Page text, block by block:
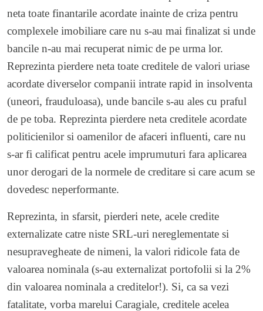
neta toate finantarile acordate inainte de criza pentru
complexele imobiliare care nu s-au mai finalizat si unde
bancile n-au mai recuperat nimic de pe urma lor.
Reprezinta pierdere neta toate creditele de valori uriase
acordate diverselor companii intrate rapid in insolventa
(uneori, frauduloasa), unde bancile s-au ales cu praful
de pe toba. Reprezinta pierdere neta creditele acordate
politicienilor si oamenilor de afaceri influenti, care nu
s-ar fi calificat pentru acele imprumuturi fara aplicarea
unor derogari de la normele de creditare si care acum se
dovedesc neperformante.
Reprezinta, in sfarsit, pierderi nete, acele credite
externalizate catre niste SRL-uri nereglementate si
nesupravegheate de nimeni, la valori ridicole fata de
valoarea nominala (s-au externalizat portofolii si la 2%
din valoarea nominala a creditelor!). Si, ca sa vezi
fatalitate, vorba marelui Caragiale, creditele acelea